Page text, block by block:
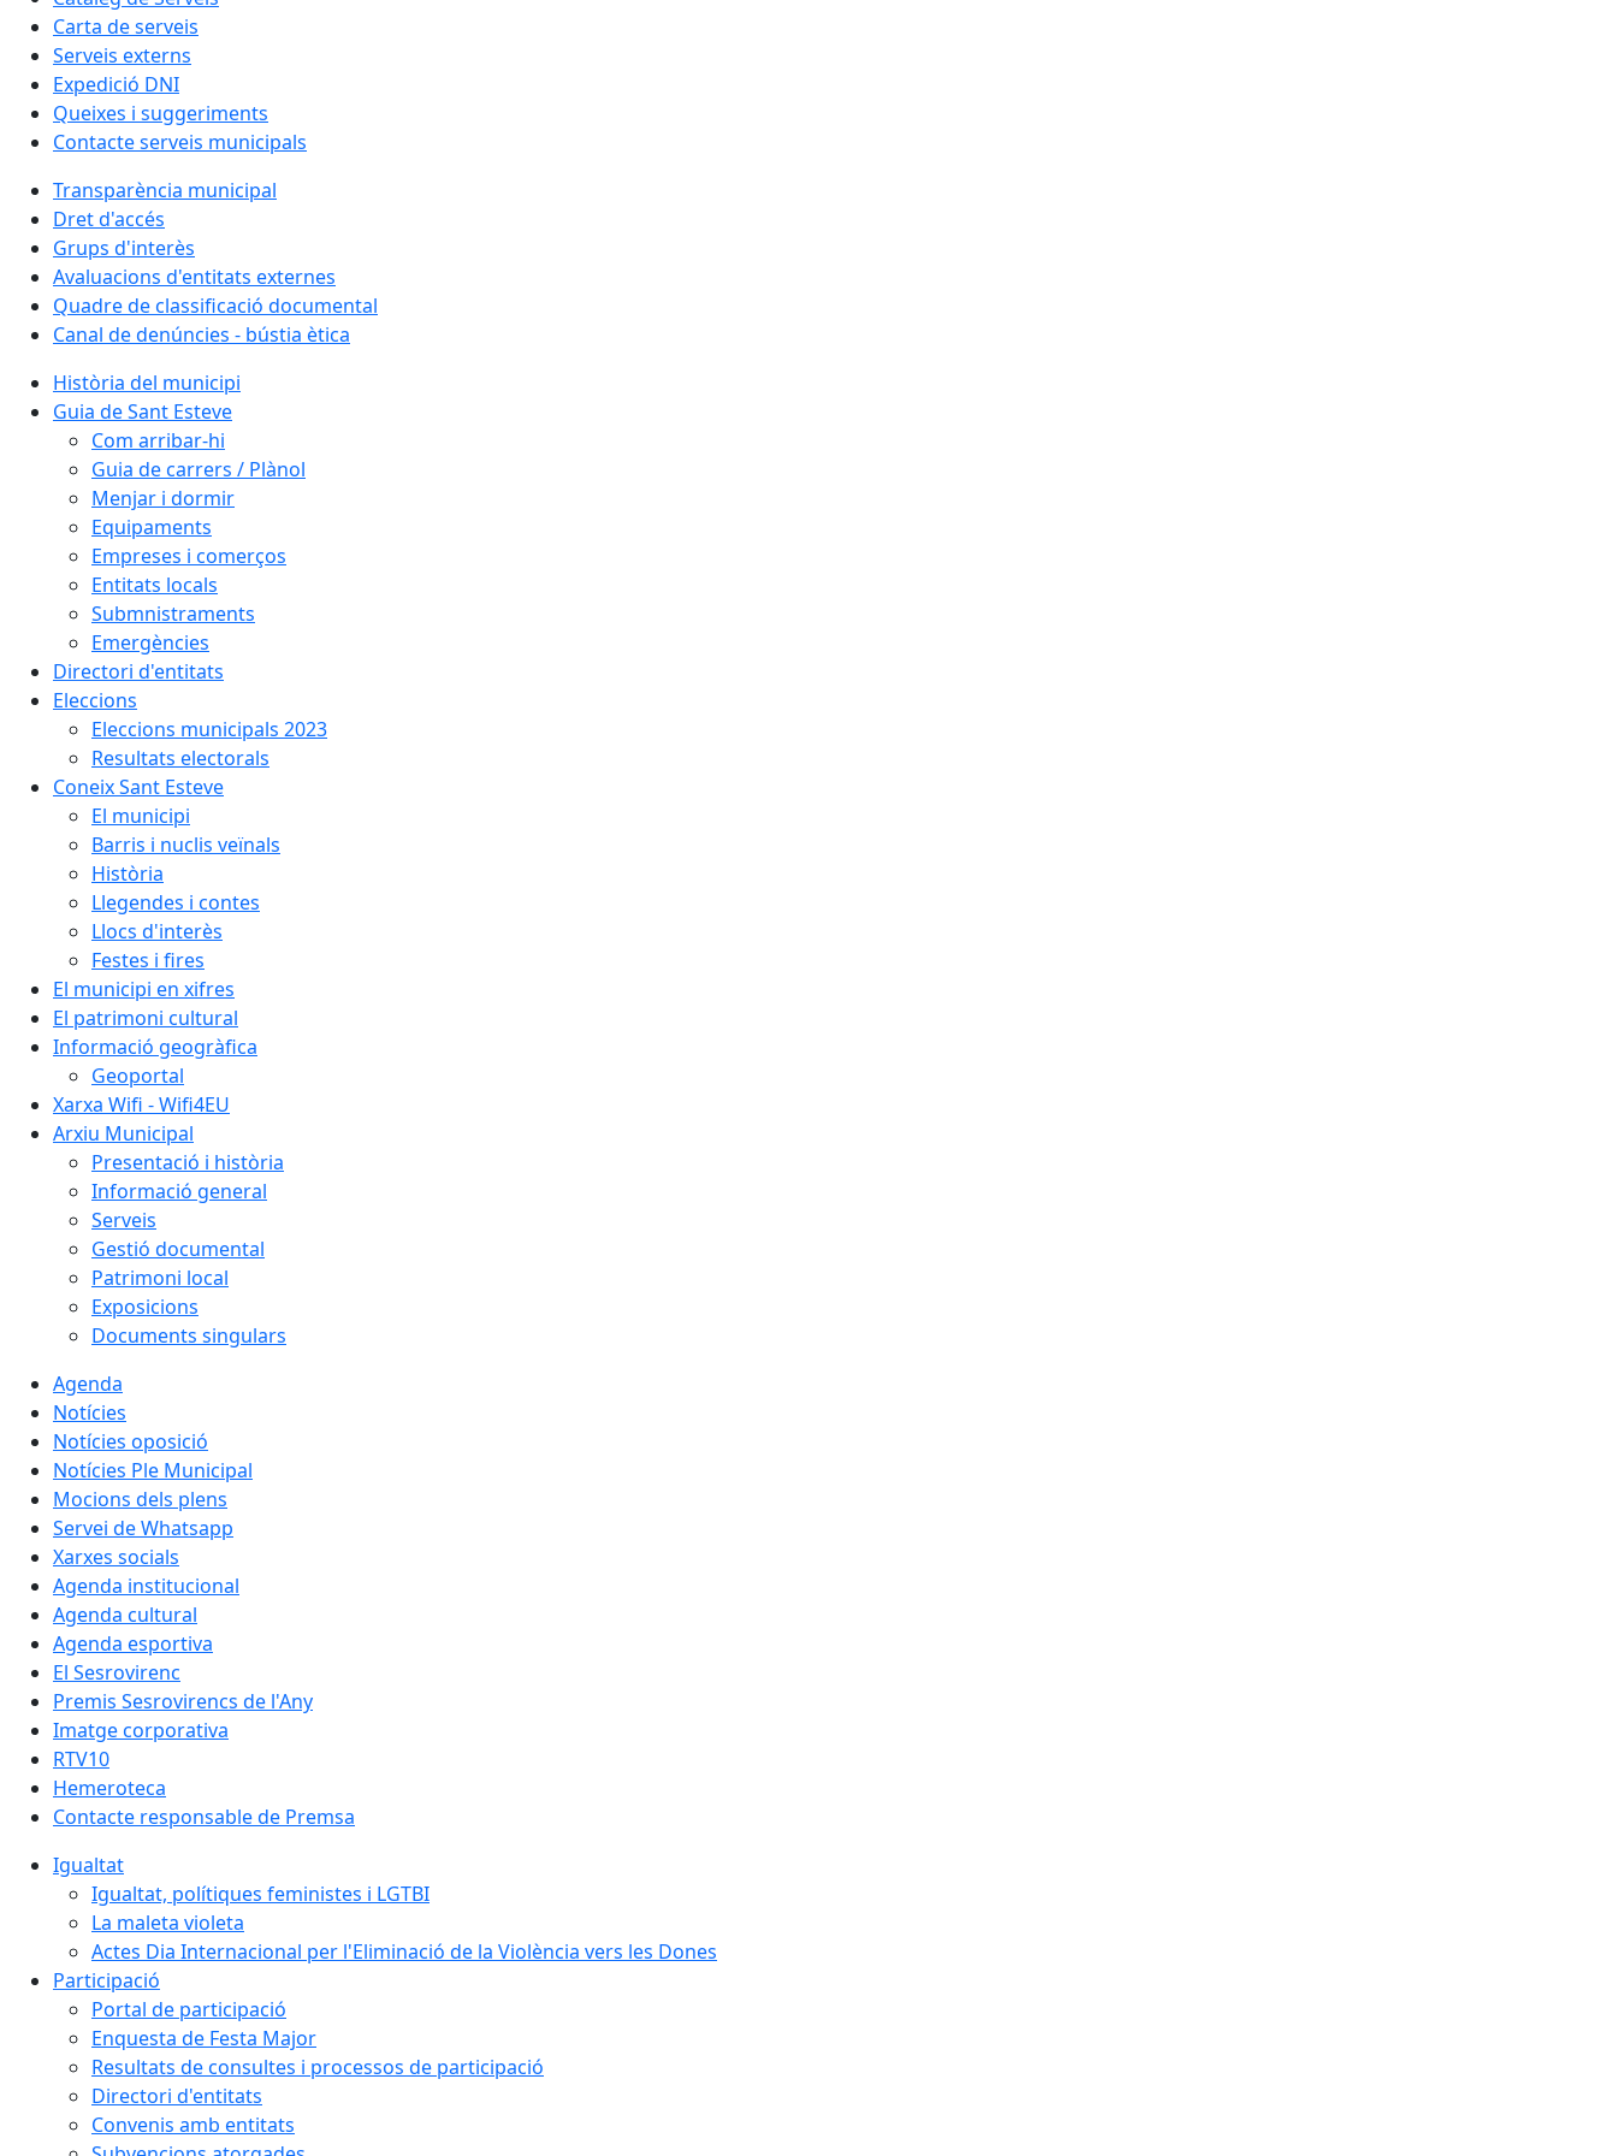
Carta de serveis
Serveis externs
Expedició DNI
Queixes i suggeriments
Contacte serveis municipals
Transparència municipal
Dret d'accés
Grups d'interès
Avaluacions d'entitats externes
Quadre de classificació documental
Canal de denúncies - bústia ètica
Història del municipi
Guia de Sant Esteve
Com arribar-hi
Guia de carrers / Plànol
Menjar i dormir
Equipaments
Empreses i comerços
Entitats locals
Submnistraments
Emergències
Directori d'entitats
Eleccions
Eleccions municipals 2023
Resultats electorals
Coneix Sant Esteve
El municipi
Barris i nuclis veïnals
Història
Llegendes i contes
Llocs d'interès
Festes i fires
El municipi en xifres
El patrimoni cultural
Informació geogràfica
Geoportal
Xarxa Wifi - Wifi4EU
Arxiu Municipal
Presentació i història
Informació general
Serveis
Gestió documental
Patrimoni local
Exposicions
Documents singulars
Agenda
Notícies
Notícies oposició
Notícies Ple Municipal
Mocions dels plens
Servei de Whatsapp
Xarxes socials
Agenda institucional
Agenda cultural
Agenda esportiva
El Sesrovirenc
Premis Sesrovirencs de l'Any
Imatge corporativa
RTV10
Hemeroteca
Contacte responsable de Premsa
Igualtat
Igualtat, polítiques feministes i LGTBI
La maleta violeta
Actes Dia Internacional per l'Eliminació de la Violència vers les Dones
Participació
Portal de participació
Enquesta de Festa Major
Resultats de consultes i processos de participació
Directori d'entitats
Convenis amb entitats